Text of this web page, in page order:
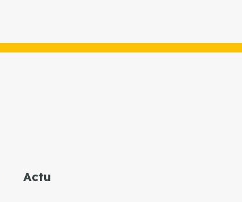
Actu